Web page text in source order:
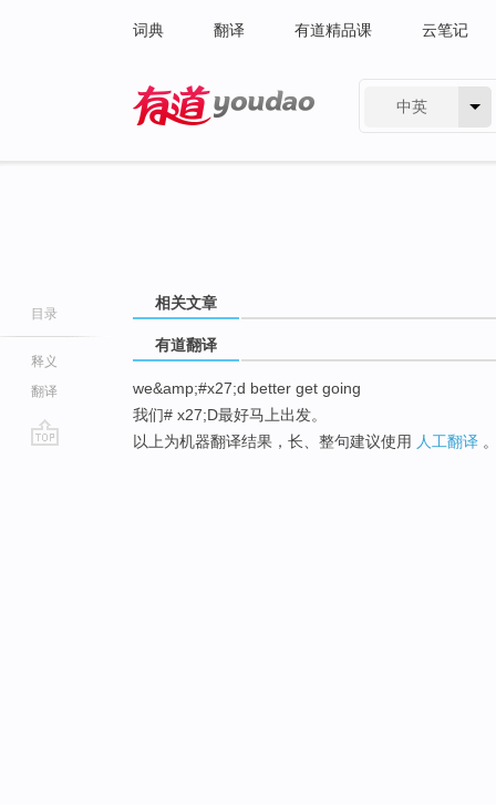
词典 翻译 有道精品课 云笔记
中英
目录
释义
翻译
相关文章
有道翻译
we&amp;#x27;d better get going
我们# x27;D最好马上出发。
以上为机器翻译结果，长、整句建议使用 人工翻译